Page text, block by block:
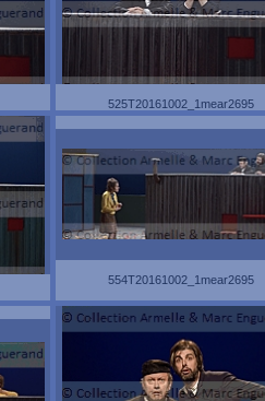
525T20161002_1mear2695
554T20161002_1mear2695